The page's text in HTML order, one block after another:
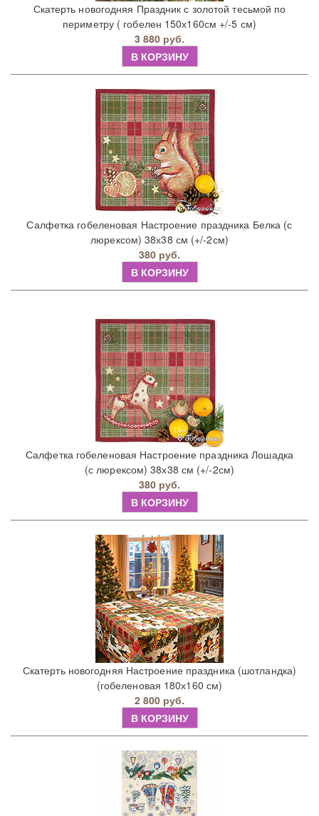
Скатерть новогодняя Праздник с золотой тесьмой по
периметру ( гобелен 150х160см +/-5 см)
3 880 руб.
В КОРЗИНУ
Салфетка гобеленовая Настроение праздника Белка (с
люрексом) 38х38 см (+/-2см)
380 руб.
В КОРЗИНУ
Салфетка гобеленовая Настроение праздника Лошадка
(с люрексом) 38х38 см (+/-2см)
380 руб.
В КОРЗИНУ
Скатерть новогодняя Настроение праздника (шотландка)
(гобеленовая 180х160 см)
2 800 руб.
В КОРЗИНУ